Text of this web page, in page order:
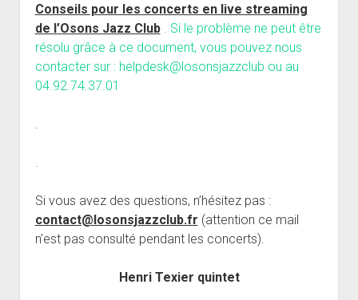
Conseils pour les concerts en live streaming
de l’Osons Jazz Club. Si le problème ne peut être
résolu grâce à ce document, vous pouvez nous
contacter sur : helpdesk@losonsjazzclub ou au
04.92.74.37.01
Si vous avez des questions, n’hésitez pas :
contact@losonsjazzclub.fr (attention ce mail
n’est pas consulté pendant les concerts).
Henri Texier quintet